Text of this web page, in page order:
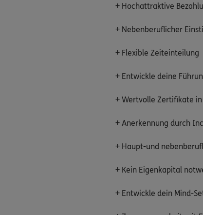
+ Hochattraktive
+ Nebenberuflicher
+ Flexible Zeiteinteilung
+ Entwickle deine
+ Wertvolle Zertifikate
+ Anerkennung durch
+ Haupt-und
+ Kein Eigenkapital
+ Entwickle dein Mind-